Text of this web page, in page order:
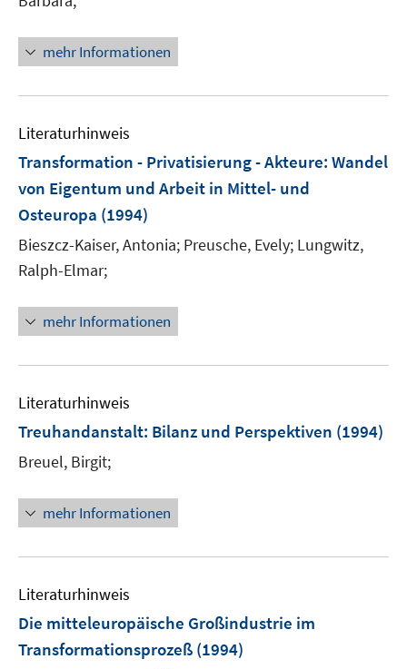
mehr Informationen
Literaturhinweis
Transformation - Privatisierung - Akteure: Wandel
von Eigentum und Arbeit in Mittel- und
Osteuropa (1994)
Bieszcz-Kaiser, Antonia; Preusche, Evely; Lungwitz,
Ralph-Elmar;
mehr Informationen
Literaturhinweis
Treuhandanstalt: Bilanz und Perspektiven (1994)
Breuel, Birgit;
mehr Informationen
Literaturhinweis
Die mitteleuropäische Großindustrie im
Transformationsprozeß (1994)